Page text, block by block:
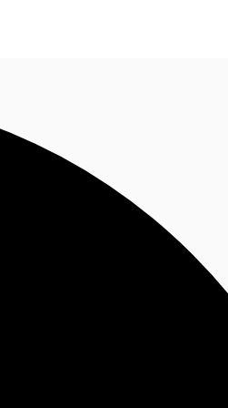
Ligue agora